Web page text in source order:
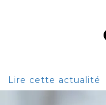
Lire cette actualité